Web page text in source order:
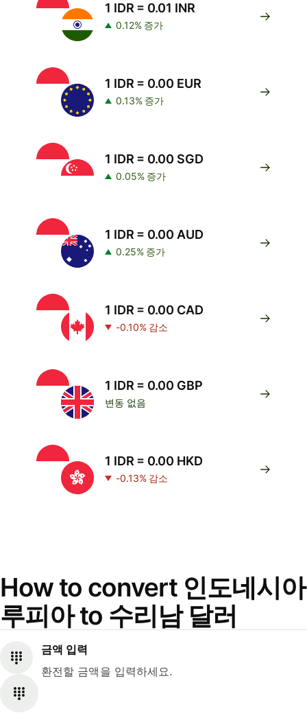
1 IDR = 0.01 INR
0.12% 증가
1 IDR = 0.00 EUR
0.13% 증가
1 IDR = 0.00 SGD
0.05% 증가
1 IDR = 0.00 AUD
0.25% 증가
1 IDR = 0.00 CAD
-0.10% 감소
1 IDR = 0.00 GBP
변동 없음
1 IDR = 0.00 HKD
-0.13% 감소
How to convert 인도네시아
루피아 to 수리남 달러
금액 입력
환전할 금액을 입력하세요.